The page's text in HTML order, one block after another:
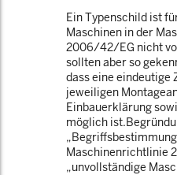
Ein Typenschild ist
Maschinen in der
2006/42/EG nicht
sollten aber so
dass eine eindeutige
jeweiligen
Einbauerklärung
möglich
Maschinenrichtlinie
„unvollständige